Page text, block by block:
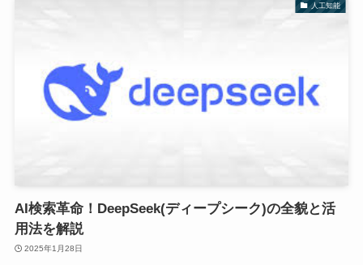
人工知能
AI検索革命！DeepSeek(ディープシーク)の全貌と活
用法を解説
2025年1月28日